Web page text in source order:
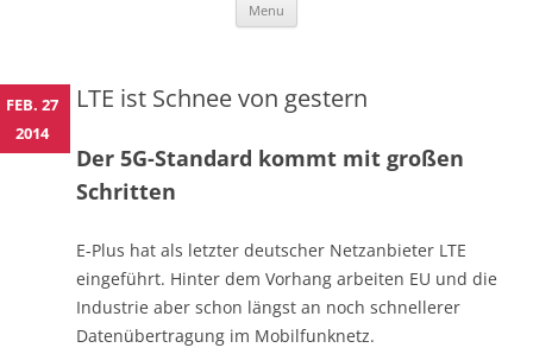
Menu
LTE ist Schnee von gestern
Der 5G-Standard kommt mit großen
Schritten
E-Plus hat als letzter deutscher Netzanbieter LTE
eingeführt. Hinter dem Vorhang arbeiten EU und die
Industrie aber schon längst an noch schnellerer
Datenübertragung im Mobilfunknetz.
FEB. 27
2014